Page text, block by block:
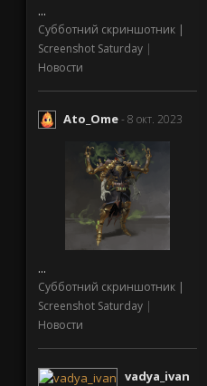
...
Субботний скриншотник |
Screenshot Saturday |
Новости
Ato_Ome- 8 окт. 2023
...
Субботний скриншотник |
Screenshot Saturday |
Новости
vadya_ivan